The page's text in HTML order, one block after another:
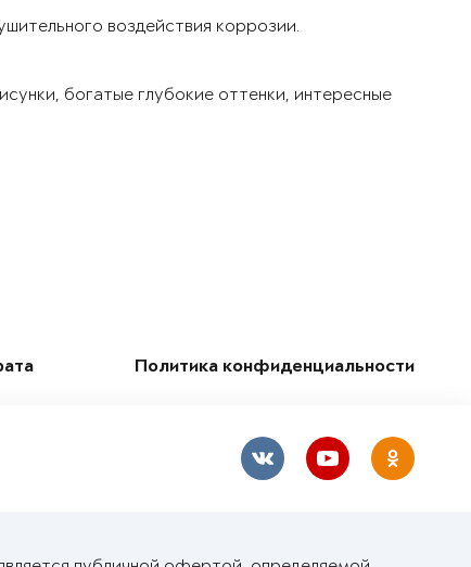
воздействия коррозии.
богатые глубокие оттенки, интересные
Политика конфиденциальности